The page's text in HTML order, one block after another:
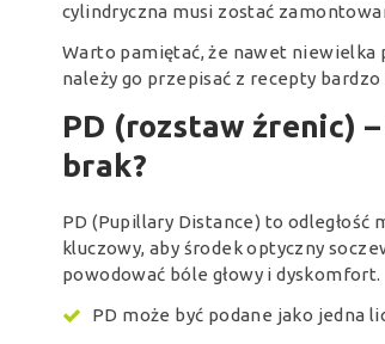
cylindryczna musi zostać
Warto pamiętać, że nawet niewielka
należy go przepisać z recepty bardzo
PD (rozstaw źrenic)
brak?
PD (Pupillary Distance) to
kluczowy, aby środek optyczny
powodować bóle głowy i dyskomfort.
PD może być podane jako jedna